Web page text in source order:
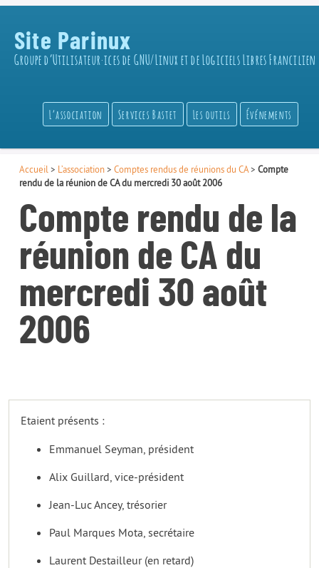
Site Parinux
Groupe d’Utilisateur·ices de GNU/Linux et de Logiciels Libres Francilien
L’association Services Bastet Les outils Événements
Accueil > L’association> Comptes rendus de réunions du CA> Compte
rendu de la réunion de CA du mercredi 30 août 2006
Compte rendu de la
réunion de CA du
mercredi 30 août
2006
Etaient présents :
Emmanuel Seyman, président
Alix Guillard, vice-président
Jean-Luc Ancey, trésorier
Paul Marques Mota, secrétaire
Laurent Destailleur (en retard)